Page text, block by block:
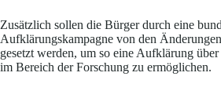
Zusätzlich sollen die Bürger durch eine
Aufklärungskampagne von den
gesetzt werden, um so eine Aufklärung
im Bereich der Forschung zu ermöglichen.